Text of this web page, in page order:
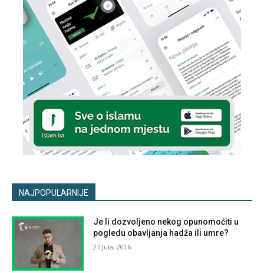
NAJPOPULARNIJE
Je li dozvoljeno nekog opunomoćiti u
pogledu obavljanja hadža ili umre?
27 Jula, 2016